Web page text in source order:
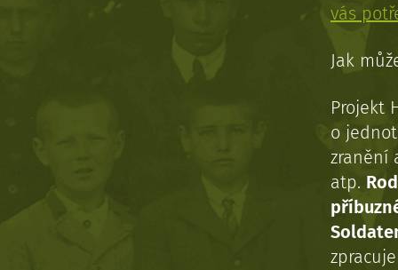
vás
Jak
Projekt
o
zranění
atp.